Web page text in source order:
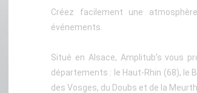
Créez facilement une
événements.
Situé en Alsace, Amplitub’s vous
départements : le Haut-Rhin (68), le
des Vosges, du Doubs et de la